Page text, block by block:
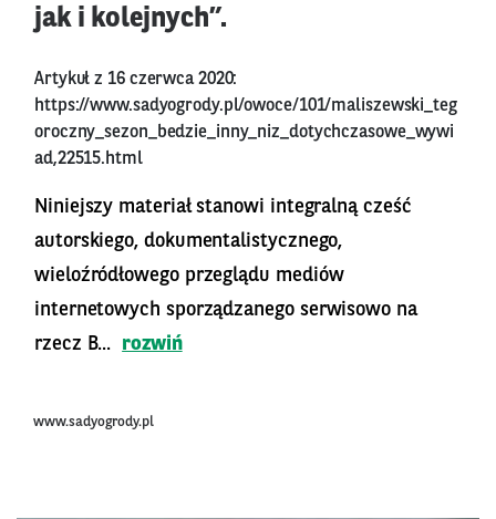
jak i kolejnych”.
Artykuł z 16 czerwca 2020:
https://www.sadyogrody.pl/owoce/101/maliszewski_teg
oroczny_sezon_bedzie_inny_niz_dotychczasowe_wywi
ad,22515.html
Niniejszy materiał stanowi integralną cześć
autorskiego, dokumentalistycznego,
wieloźródłowego przeglądu mediów
internetowych sporządzanego serwisowo na
rzecz B...
rozwiń
www.sadyogrody.pl